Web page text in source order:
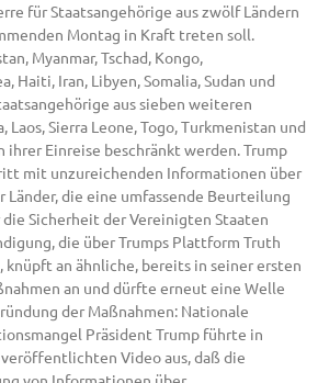
für Staatsangehörige aus zwölf Ländern
Montag in Kraft treten soll.
Myanmar, Tschad, Kongo,
Haiti, Iran, Libyen, Somalia, Sudan und
aus sieben weiteren
Laos, Sierra Leone, Togo, Turkmenistan und
ihrer Einreise beschränkt werden. Trump
mit unzureichenden Informationen über
Länder, die eine umfassende Beurteilung
Sicherheit der Vereinigten Staaten
die über Trumps Plattform Truth
an ähnliche, bereits in seiner ersten
an und dürfte erneut eine Welle
der Maßnahmen: Nationale
Präsident Trump führte in
Video aus, daß die